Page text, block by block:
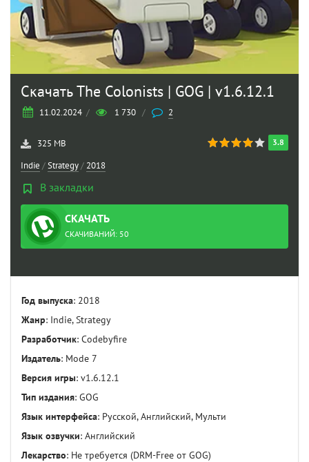
Скачать The Colonists | GOG | v1.6.12.1
11.02.2024 / 1 730 / 2
3.8
325 MB
Indie /Strategy/ 2018
В закладки
СКАЧАТЬ
ТОРРЕНТ
СКАЧИВАНИЙ: 50
Год выпуска: 2018
Жанр: Indie, Strategy
Разработчик: Codebyfire
Издатель: Mode 7
Версия игры: v1.6.12.1
Тип издания: GOG
Язык интерфейса: Русской, Английский, Мульти
Язык озвучки: Английский
Лекарство: Не требуется (DRM-Free от GOG)